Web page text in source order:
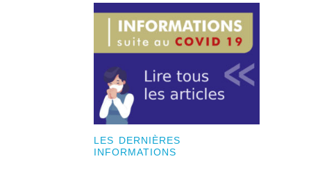
LES DERNIÈRES
INFORMATIONS